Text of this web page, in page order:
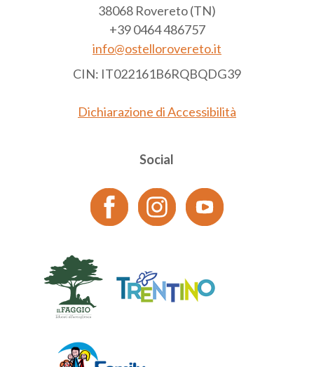
38068 Rovereto (TN)
+39 0464 486757
info@ostellorovereto.it
CIN: IT022161B6RQBQDG39
Dichiarazione di Accessibilità
Social